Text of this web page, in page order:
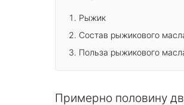
Рыжик
Состав рыжикового
Польза рыжикового
Примерно половину